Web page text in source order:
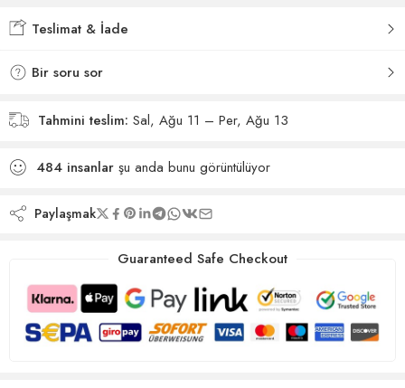
Teslimat & İade
Bir soru sor
Tahmini teslim: Sal, Ağu 11 – Per, Ağu 13
484 insanlar şu anda bunu görüntülüyor
Paylaşmak
Guaranteed Safe Checkout